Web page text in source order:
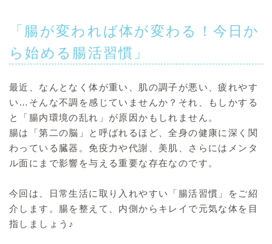
「腸が変われば体が変わる！今日か
ら始める腸活習慣」
最近、なんとなく体が重い、肌の調子が悪い、疲れやす
い…そんな不調を感じていませんか？それ、もしかする
と「腸内環境の乱れ」が原因かもしれません。
腸は「第二の脳」と呼ばれるほど、全身の健康に深く関
わっている臓器。免疫力や代謝、美肌、さらにはメンタ
ル面にまで影響を与える重要な存在なのです。
今回は、日常生活に取り入れやすい「腸活習慣」をご紹
介します。腸を整えて、内側からキレイで元気な体を目
指しましょう♪